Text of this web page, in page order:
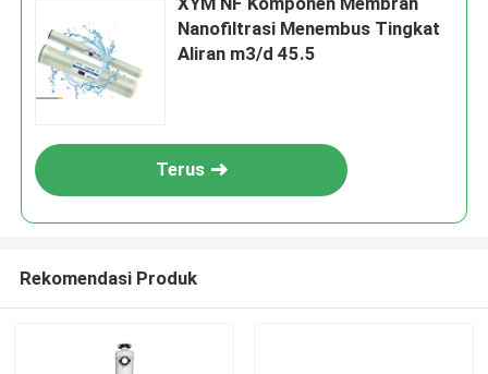
Nanofiltrasi Menembus Tingkat
Aliran m3/d 45.5
Terus
Rekomendasi Produk